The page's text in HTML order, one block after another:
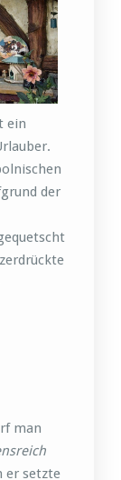
ein
der
man
er setzte